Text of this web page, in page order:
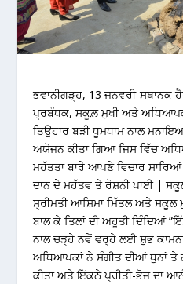
ਭਵਾਨੀਗੜ੍ਹ, 13 ਜਨਵਰੀ-ਸਥਾਨਕ
ਪ੍ਰਬੰਧਕ, ਸਕੂਲ਼ ਮੁਖੀ ਅਤੇ
ਤਿਉਹਾਰ ਬੜੀ ਧੂਮਧਾਮ ਨਾਲ
ਅਯੋਜਨ ਕੀਤਾ ਗਿਆ ਜਿਸ ਵਿੱਚ
ਮਹੱਤਤਾ ਬਾਰੇ ਆਪਣੇ ਵਿਚਾਰ
ਦਾਨ ਦੇ ਮਹੱਤਵ ਤੇ ਰੋਸ਼ਨੀ ਪਾਈ |
ਸ੍ਰੀਮਤੀ ਆਸ਼ਿਮਾ ਮਿੱਤਲ ਅਤੇ ਸਕੂਲ
ਬਾਲ ਕੇ ਤਿਲਾਂ ਦੀ ਅਹੂਤੀ ਦਿੰਦਿਆਂ
ਨਾਲ ਚੜ੍ਹੇ ਨਵੇਂ ਵਰ੍ਹੇ ਲਈ ਸ਼ੁਭ
ਅਧਿਆਪਕਾਂ ਨੇ ਸੰਗੀਤ ਦੀਆਂ ਧੁਨਾਂ ਤੇ
ਕੀਤਾ ਅਤੇ ਇੱਕਠੇ ਪ੍ਰੀਤੀ-ਭੋਜ ਦਾ